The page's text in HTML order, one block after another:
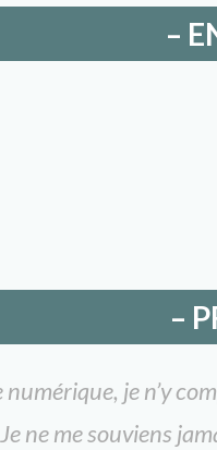
–
–
numérique, je n’y
Je ne me souviens